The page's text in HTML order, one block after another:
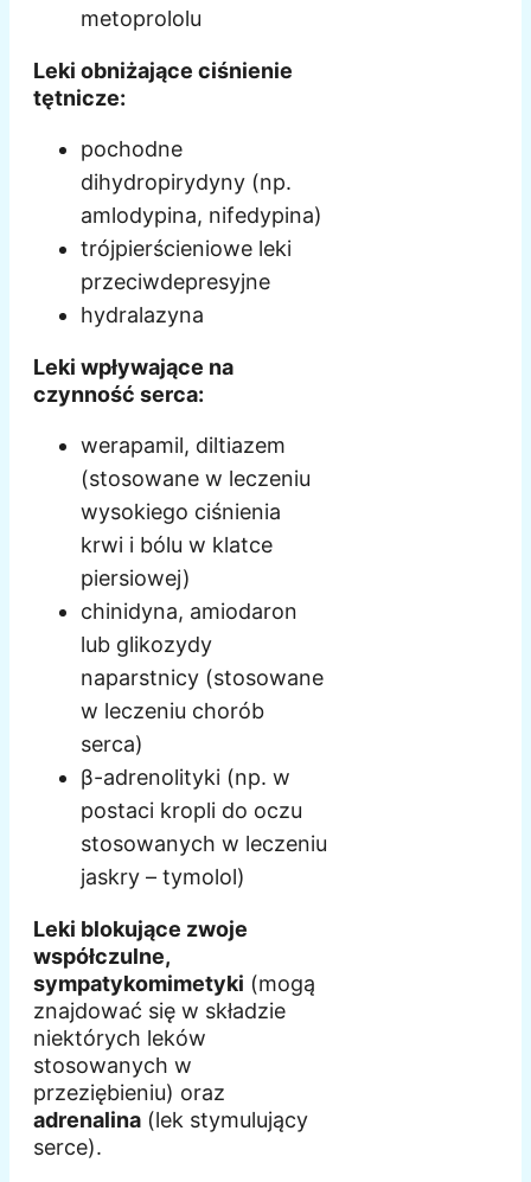
metoprololu
Leki obniżające ciśnienie
tętnicze:
pochodne
dihydropirydyny (np.
amlodypina, nifedypina)
trójpierścieniowe leki
przeciwdepresyjne
hydralazyna
Leki wpływające na
czynność serca:
werapamil, diltiazem
(stosowane w leczeniu
wysokiego ciśnienia
krwi i bólu w klatce
piersiowej)
chinidyna, amiodaron
lub glikozydy
naparstnicy (stosowane
w leczeniu chorób
serca)
β-adrenolityki (np. w
postaci kropli do oczu
stosowanych w leczeniu
jaskry – tymolol)
Leki blokujące zwoje
współczulne,
sympatykomimetyki (mogą
znajdować się w składzie
niektórych leków
stosowanych w
przeziębieniu) oraz
adrenalina (lek stymulujący
serce).